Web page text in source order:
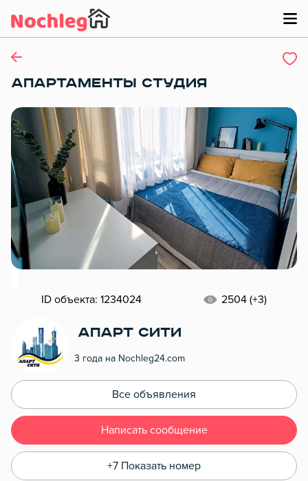
АПАРТАМЕНТЫ СТУДИЯ
ID объекта: 1234024 2504 (+3)
Апарт Сити
3 года на Nochleg24.com
Все объявления
Написать сообщение
+7 Показать номер